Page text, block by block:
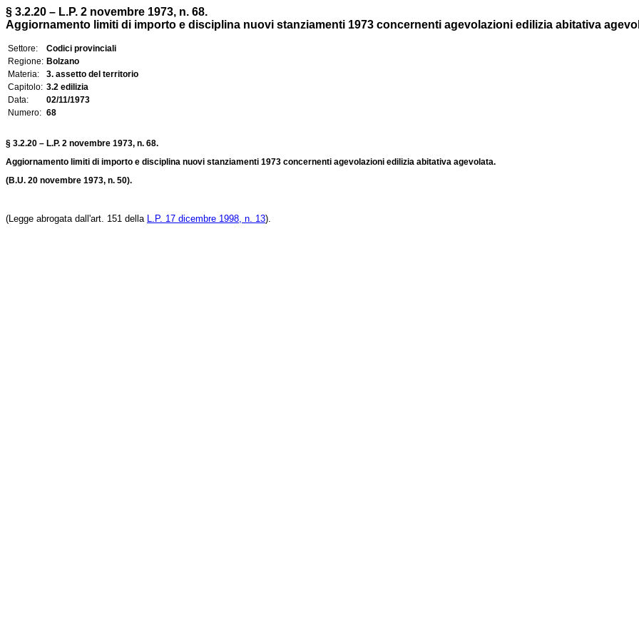
§ 3.2.20 – L.P. 2 novembre 1973, n. 68.
Aggiornamento limiti di importo e disciplina nuovi stanziamenti 1973 concernenti agevolazioni edilizia abitativa
Settore:
Codici provinciali
Regione: Bolzano
Materia:
3. assetto del territorio
Capitolo: 3.2 edilizia
Data:
02/11/1973
Numero: 68
§ 3.2.20 – L.P. 2 novembre 1973, n. 68.
Aggiornamento limiti di importo e disciplina nuovi stanziamenti 1973 concernenti agevolazioni edilizia abitativa agevolata.
(B.U. 20 novembre 1973, n. 50).
(Legge abrogata dall'art. 151 della L.P. 17 dicembre 1998, n. 13).